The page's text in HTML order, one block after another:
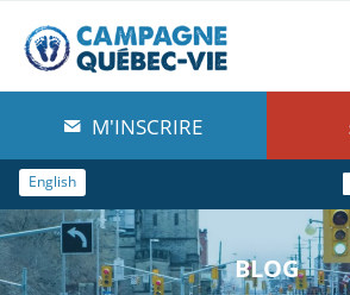
À propos de nous
Blog
Comprendre
Agir
M'INSCRIRE
English
BLOG